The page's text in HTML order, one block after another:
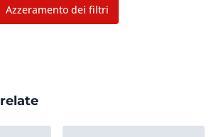
Azzeramento dei filtri